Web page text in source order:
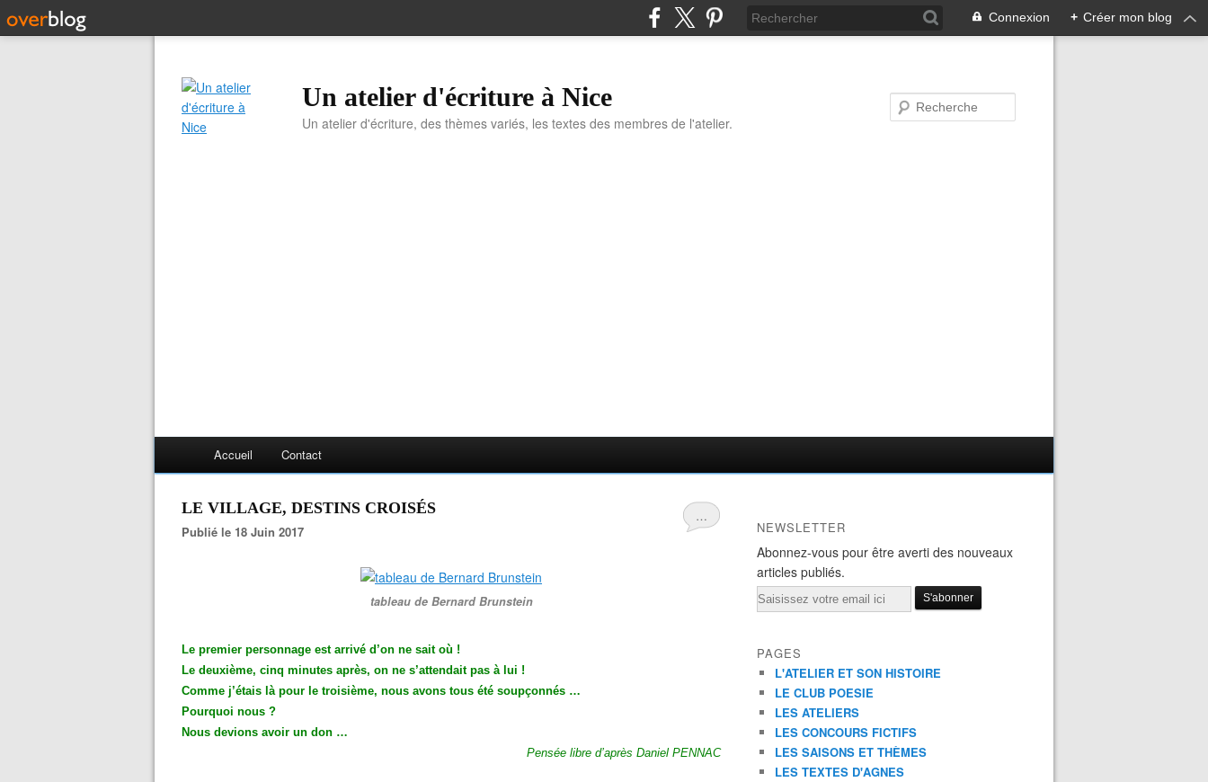
Connexion + Créer mon blog
Un atelier d'écriture à Nice
Un atelier d'écriture, des thèmes variés, les textes des membres de l'atelier.
Accueil Contact
…
LE VILLAGE, DESTINS CROISÉS
Publié le 18 Juin 2017
tableau de Bernard Brunstein
Le premier personnage est arrivé d’on ne sait où !
Le deuxième, cinq minutes après, on ne s’attendait pas à lui !
Comme j’étais là pour le troisième, nous avons tous été soupçonnés …
Pourquoi nous ?
Nous devions avoir un don …
Pensée libre d’après Daniel PENNAC
NEWSLETTER
Abonnez-vous pour être averti des nouveaux
articles publiés.
Email
PAGES
L'ATELIER ET SON HISTOIRE
LE CLUB POESIE
LES ATELIERS
LES CONCOURS FICTIFS
LES SAISONS ET THÈMES
LES TEXTES D'AGNES